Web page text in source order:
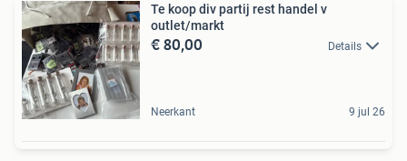
Te koop div partij rest handel v
outlet/markt
€ 80,00 Details
Neerkant 9 jul 26